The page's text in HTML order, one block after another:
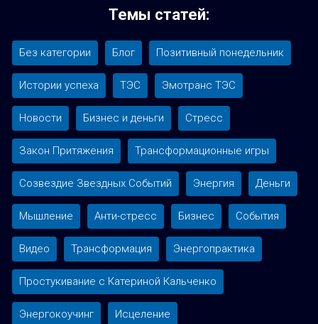
панельТемы статей:
Без категории Блог Позитивный понедельник
Истории успеха ТЭС Эмотранс ТЭС
Новости Бизнес и деньги Стресс
Закон Притяжения Трансформационные игры
Созвездие Звездных Событий Энергия Деньги
Мышление Анти-стресс Бизнес События
Видео Трансформация Энергопрактика
Простукивание с Катериной Кальченко
Энергокоучинг Исцеление